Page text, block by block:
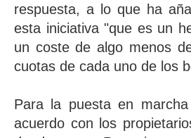
respuesta, a lo que ha
esta iniciativa "que es un
un coste de algo menos
cuotas de cada uno de los
Para la puesta en
acuerdo con los